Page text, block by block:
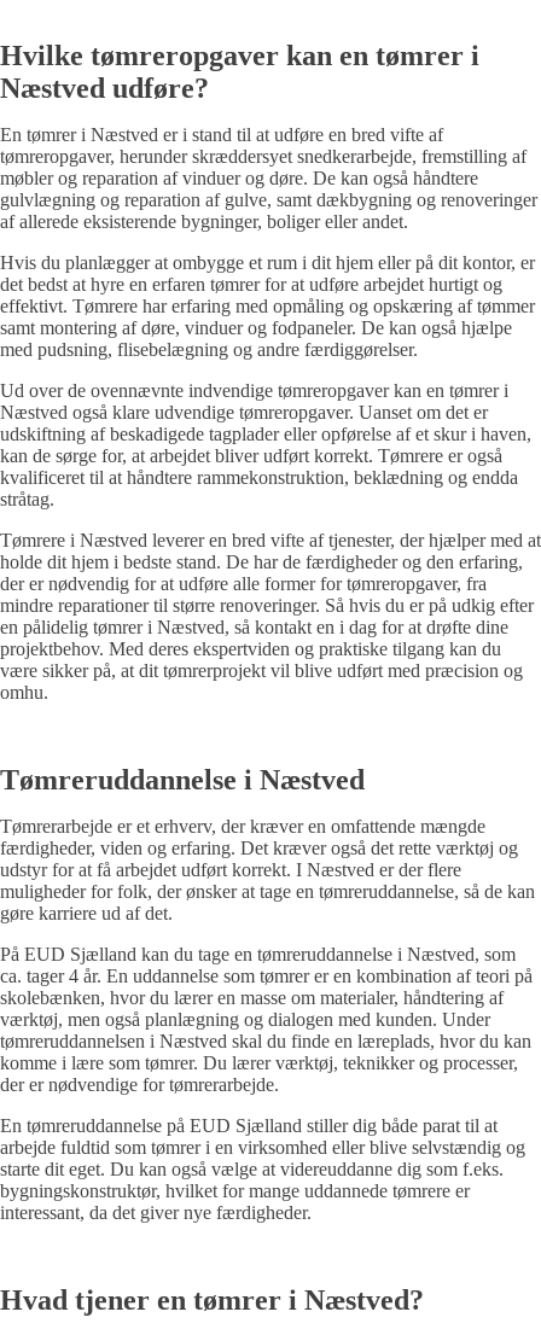
Hvilke tømreropgaver kan en tømrer i
Næstved udføre?
En tømrer i Næstved er i stand til at udføre en bred vifte af
tømreropgaver, herunder skræddersyet snedkerarbejde, fremstilling af
møbler og reparation af vinduer og døre. De kan også håndtere
gulvlægning og reparation af gulve, samt dækbygning og renoveringer
af allerede eksisterende bygninger, boliger eller andet.
Hvis du planlægger at ombygge et rum i dit hjem eller på dit kontor, er
det bedst at hyre en erfaren tømrer for at udføre arbejdet hurtigt og
effektivt. Tømrere har erfaring med opmåling og opskæring af tømmer
samt montering af døre, vinduer og fodpaneler. De kan også hjælpe
med pudsning, flisebelægning og andre færdiggørelser.
Ud over de ovennævnte indvendige tømreropgaver kan en tømrer i
Næstved også klare udvendige tømreropgaver. Uanset om det er
udskiftning af beskadigede tagplader eller opførelse af et skur i haven,
kan de sørge for, at arbejdet bliver udført korrekt. Tømrere er også
kvalificeret til at håndtere rammekonstruktion, beklædning og endda
stråtag.
Tømrere i Næstved leverer en bred vifte af tjenester, der hjælper med at
holde dit hjem i bedste stand. De har de færdigheder og den erfaring,
der er nødvendig for at udføre alle former for tømreropgaver, fra
mindre reparationer til større renoveringer. Så hvis du er på udkig efter
en pålidelig tømrer i Næstved, så kontakt en i dag for at drøfte dine
projektbehov. Med deres ekspertviden og praktiske tilgang kan du
være sikker på, at dit tømrerprojekt vil blive udført med præcision og
omhu.
Tømreruddannelse i Næstved
Tømrerarbejde er et erhverv, der kræver en omfattende mængde
færdigheder, viden og erfaring. Det kræver også det rette værktøj og
udstyr for at få arbejdet udført korrekt. I Næstved er der flere
muligheder for folk, der ønsker at tage en tømreruddannelse, så de kan
gøre karriere ud af det.
På EUD Sjælland kan du tage en tømreruddannelse i Næstved, som
ca. tager 4 år. En uddannelse som tømrer er en kombination af teori på
skolebænken, hvor du lærer en masse om materialer, håndtering af
værktøj, men også planlægning og dialogen med kunden. Under
tømreruddannelsen i Næstved skal du finde en læreplads, hvor du kan
komme i lære som tømrer. Du lærer værktøj, teknikker og processer,
der er nødvendige for tømrerarbejde.
En tømreruddannelse på EUD Sjælland stiller dig både parat til at
arbejde fuldtid som tømrer i en virksomhed eller blive selvstændig og
starte dit eget. Du kan også vælge at videreuddanne dig som f.eks.
bygningskonstruktør, hvilket for mange uddannede tømrere er
interessant, da det giver nye færdigheder.
Hvad tjener en tømrer i Næstved?